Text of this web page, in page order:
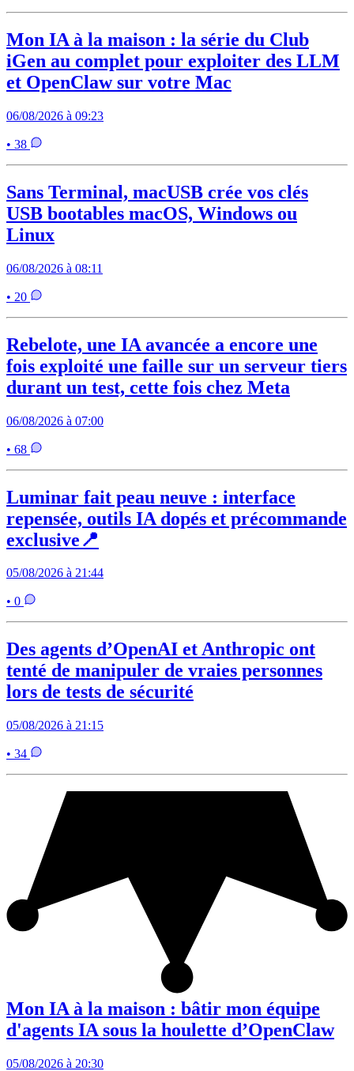
Mon IA à la maison : la série du Club
iGen au complet pour exploiter des LLM
et OpenClaw sur votre Mac
06/08/2026 à 09:23
• 38
Sans Terminal, macUSB crée vos clés
USB bootables macOS, Windows ou
Linux
06/08/2026 à 08:11
• 20
Rebelote, une IA avancée a encore une
fois exploité une faille sur un serveur tiers
durant un test, cette fois chez Meta
06/08/2026 à 07:00
• 68
Luminar fait peau neuve : interface
repensée, outils IA dopés et précommande
exclusive📍
05/08/2026 à 21:44
• 0
Des agents d’OpenAI et Anthropic ont
tenté de manipuler de vraies personnes
lors de tests de sécurité
05/08/2026 à 21:15
• 34
Mon IA à la maison : bâtir mon équipe
d'agents IA sous la houlette d’OpenClaw
05/08/2026 à 20:30